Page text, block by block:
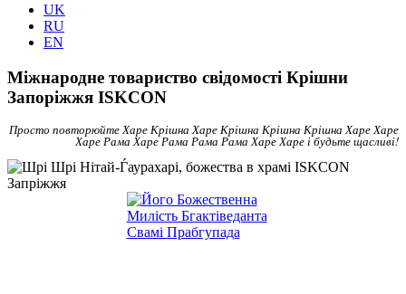
UK
RU
EN
Міжнародне товариство свідомості Крішни
Запоріжжя ISKCON
Просто повторюйте Харе Крішна Харе Крішна Крішна Крішна Харе Харе
Харе Рама Харе Рама Рама Рама Харе Харе і будьте щасливі!